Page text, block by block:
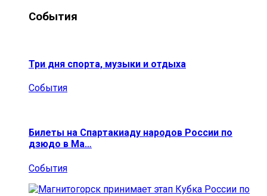
События
Три дня спорта, музыки и отдыха
События
Билеты на Спартакиаду народов России по
дзюдо в Ма…
События